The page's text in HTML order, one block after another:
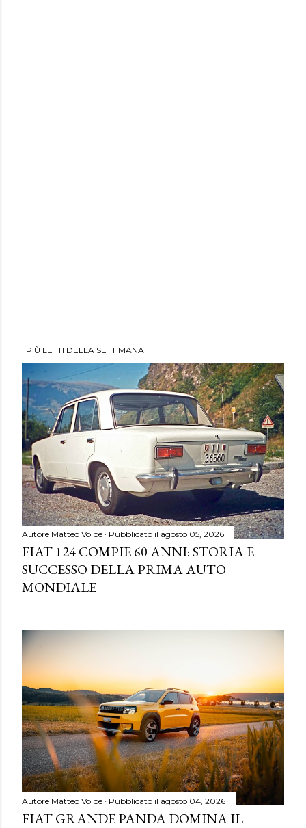
I PIÙ LETTI DELLA SETTIMANA
Autore Matteo Volpe Pubblicato il agosto 05, 2026
FIAT 124 COMPIE 60 ANNI: STORIA E
SUCCESSO DELLA PRIMA AUTO
MONDIALE
Autore Matteo Volpe Pubblicato il agosto 04, 2026
FIAT GRANDE PANDA DOMINA IL